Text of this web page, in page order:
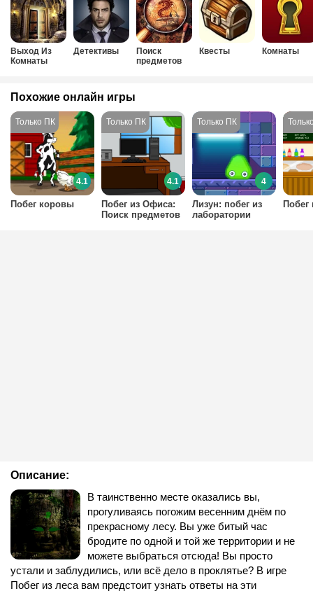
Выход Из
Комнаты
Детективы
Поиск
предметов
Квесты Комнаты
Описание:
В таинственно месте оказались вы,
прогуливаясь погожим весенним днём по
прекрасному лесу. Вы уже битый час
бродите по одной и той же территории и не
можете выбраться отсюда! Вы просто
устали и заблудились, или всё дело в проклятье? В игре
Побег из леса вам предстоит узнать ответы на эти
Похожие онлайн игры
Побег коровы
4.1
Побег из Офиса:
Поиск предметов
4.1
Лизун: побег из
лаборатории
4
Побег